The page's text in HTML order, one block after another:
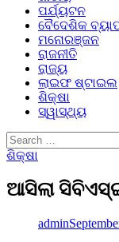
ପର୍ଯ୍ୟଟନ
ବୈଦେଶିକ
ମନୋରଞ୍ଜନ
ରାଜନୀତି
ରାଜ୍ୟ
ଲାଇଫ ଷ୍ଟାଇଲ
ଶିକ୍ଷା
ସ୍ୱାସ୍ଥ୍ୟ
Search
for:
ଶିକ୍ଷା
ଆସିଲା
admin